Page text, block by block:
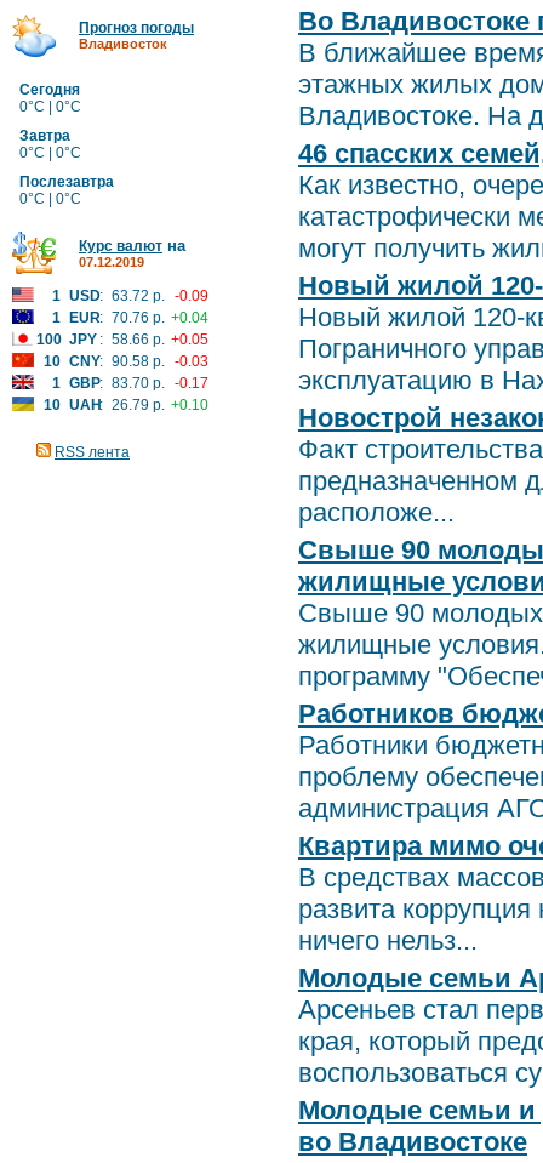
Прогноз погоды
Владивосток
Сегодня
0°C | 0°C
Завтра
0°C | 0°C
Послезавтра
0°C | 0°C
Курс валют на
07.12.2019
1 USD: 63.72 р. -0.09
1
EUR: 70.76 р. +0.04
100 JPY : 58.66 р. +0.05
10 CNY: 90.58 р. -0.03
1 GBP: 83.70 р. -0.17
10 UAH: 26.79 р. +0.10
RSS лента
Во Владивостоке
В ближайшее
этажных жилых
Владивостоке. На
46 спасских
Как известно,
катастрофически
могут получить
Новый жилой
Новый жилой 120-
Пограничного
эксплуатацию в
Новострой
Факт
предназначенном
расположе...
Свыше 90
жилищные
Свыше 90 молодых
жилищные условия.
программу
Работников
Работники
проблему
администрация
Квартира мимо
В средствах
развита
ничего нельз...
Молодые семьи
Арсеньев стал
края, который
воспользоваться
Молодые семьи и
во Владивостоке